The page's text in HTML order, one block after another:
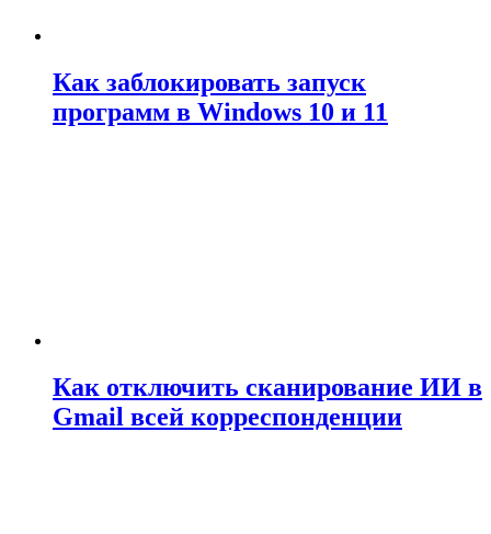
Как заблокировать запуск
программ в Windows 10 и 11
Как отключить сканирование ИИ в
Gmail всей корреспонденции